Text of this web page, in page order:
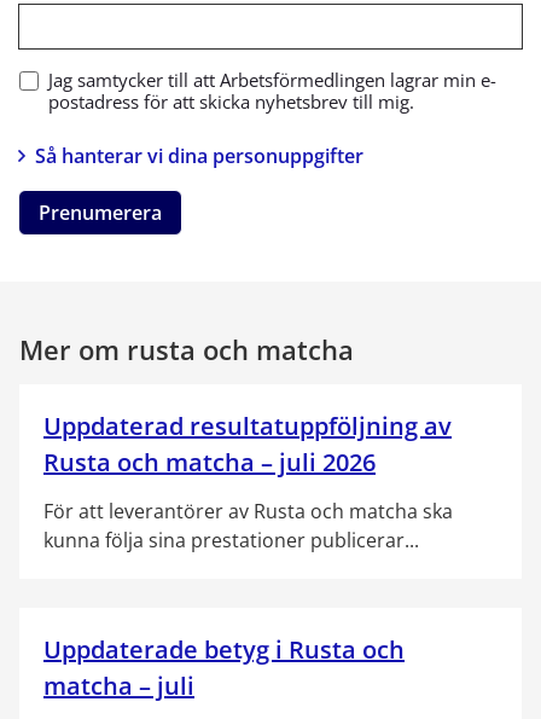
Jag samtycker till att Arbetsförmedlingen lagrar min e-
postadress för att skicka nyhetsbrev till mig.
Så hanterar vi dina personuppgifter
Prenumerera
Mer om rusta och matcha
Uppdaterad resultatuppföljning av
Rusta och matcha – juli 2026
För att leverantörer av Rusta och matcha ska
kunna följa sina prestationer publicerar...
Uppdaterade betyg i Rusta och
matcha – juli